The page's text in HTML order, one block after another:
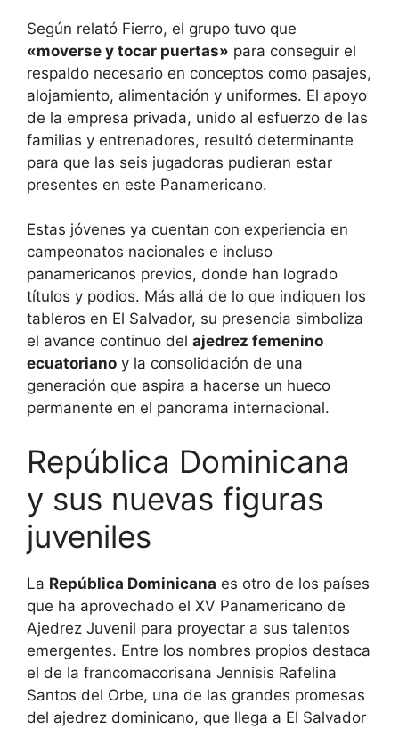
Según relató Fierro, el grupo tuvo que
«moverse y tocar puertas» para conseguir el
respaldo necesario en conceptos como pasajes,
alojamiento, alimentación y uniformes. El apoyo
de la empresa privada, unido al esfuerzo de las
familias y entrenadores, resultó determinante
para que las seis jugadoras pudieran estar
presentes en este Panamericano.
Estas jóvenes ya cuentan con experiencia en
campeonatos nacionales e incluso
panamericanos previos, donde han logrado
títulos y podios. Más allá de lo que indiquen los
tableros en El Salvador, su presencia simboliza
el avance continuo del ajedrez femenino
ecuatoriano y la consolidación de una
generación que aspira a hacerse un hueco
permanente en el panorama internacional.
República Dominicana
y sus nuevas figuras
juveniles
La República Dominicana es otro de los países
que ha aprovechado el XV Panamericano de
Ajedrez Juvenil para proyectar a sus talentos
emergentes. Entre los nombres propios destaca
el de la francomacorisana Jennisis Rafelina
Santos del Orbe, una de las grandes promesas
del ajedrez dominicano, que llega a El Salvador